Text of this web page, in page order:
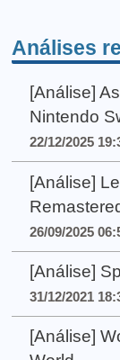
Análises
[Análise]
Nintendo
22/12/2025
[Análise]
26/09/2025
[Análise]
31/12/2021
[Análise]